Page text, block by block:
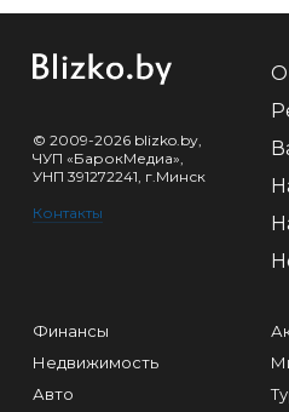
© 2009-2026 blizko.by,
ЧУП «БарокМедиа»,
УНП 391272241, г.Минск
Контакты
О
Финансы
Недвижимость
Авто